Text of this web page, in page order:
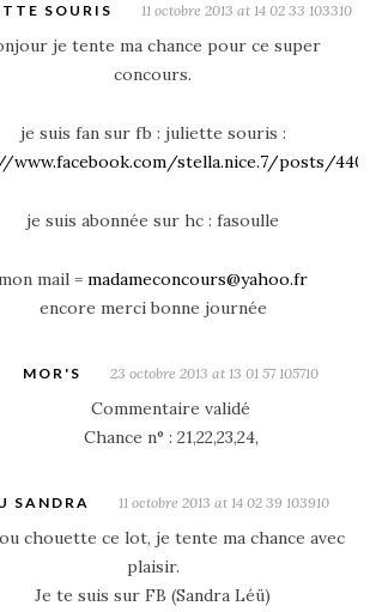
SOURIS 11 octobre 2013 at 14 02 33 103310
je tente ma chance pour ce super
concours.
je suis fan sur fb : juliette souris :
stella.nice.7/posts/
je suis abonnée sur hc : fasoulle
mail = madameconcours@yahoo.fr
encore merci bonne journée
MOR'S 23 octobre 2013 at 13 01 57 105710
Commentaire validé
Chance n° : 21,22,23,24,
SANDRA 11 octobre 2013 at 14 02 39 103910
chouette ce lot, je tente ma chance avec
plaisir.
Je te suis sur FB (Sandra Léü)